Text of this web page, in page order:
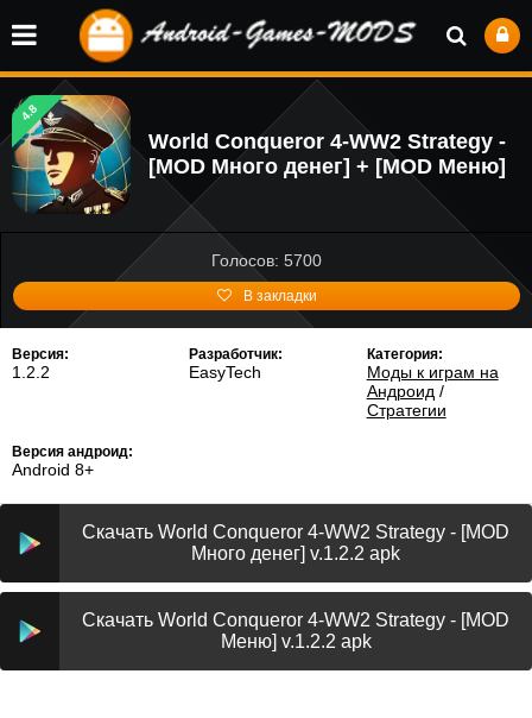
4.8
World Conqueror 4-WW2 Strategy -
[MOD Много денег] + [MOD Меню]
Голосов: 5700
В закладки
Версия:
1.2.2
Разработчик:
EasyTech
Категория:
Моды к играм на
Андроид /
Стратегии
Версия андроид:
Android 8+
Скачать World Conqueror 4-WW2 Strategy - [MOD
Много денег] v.1.2.2 apk
Скачать World Conqueror 4-WW2 Strategy - [MOD
Меню] v.1.2.2 apk